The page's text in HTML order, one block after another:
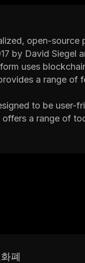
open-
by David Siegel
uses
a range of
to be user-
a range of
trades
for trading
폐